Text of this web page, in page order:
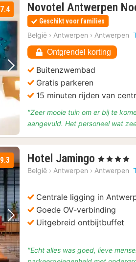
Volgende foto
7.4 Novotel Antwerpen
Geschikt voor families
België › Antwerpen › Antwerpen
Ontgrendel korting
Buitenzwembad
Gratis parkeren
15 minuten rijden van
"Zeer mooie tuin om er bij te
aangevuld. Het personeel wat
Volgende foto
9.3 Hotel Jamingo 4
nachten
€
115,50
, 4 Sterren
België › Antwerpen › Antwerpen
Centrale ligging in
Goede OV-verbinding
Uitgebreid ontbijtbuffet
"Echt alles was goed, lieve